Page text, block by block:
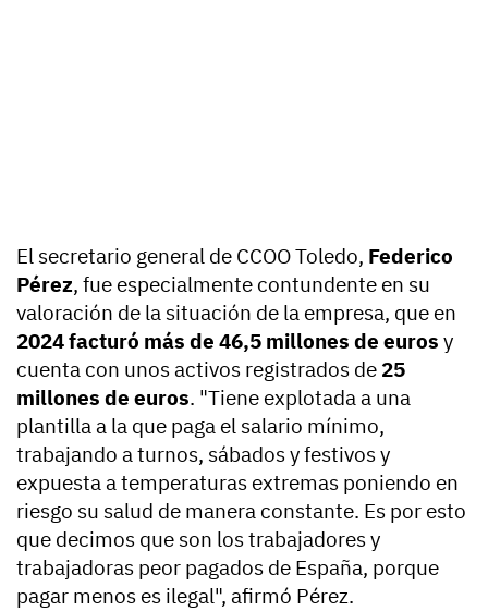
El secretario general de CCOO Toledo, Federico
Pérez, fue especialmente contundente en su
valoración de la situación de la empresa, que en
2024 facturó más de 46,5 millones de euros y
cuenta con unos activos registrados de 25
millones de euros. "Tiene explotada a una
plantilla a la que paga el salario mínimo,
trabajando a turnos, sábados y festivos y
expuesta a temperaturas extremas poniendo en
riesgo su salud de manera constante. Es por esto
que decimos que son los trabajadores y
trabajadoras peor pagados de España, porque
pagar menos es ilegal", afirmó Pérez.